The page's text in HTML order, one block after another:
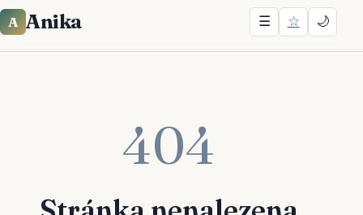
A Anika ☰ ☆ 🌙
404